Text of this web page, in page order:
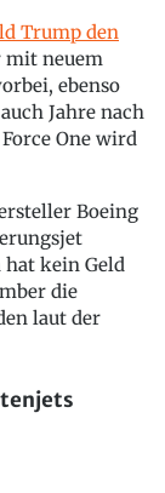
Trump den
mit neuem
ebenso
Jahre nach
One wird
Boeing
hat kein Geld
die
laut der